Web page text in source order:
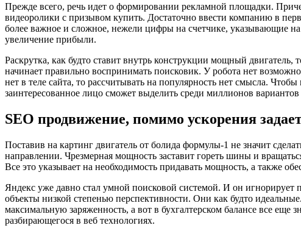
Прежде всего, речь идет о формировании рекламной площадки.
видеоролики с призывом купить. Достаточно ввести компанию в
более важное и сложное, нежели цифры на счетчике, указывающие на
увеличение прибыли.
Раскрутка, как будто ставит внутрь конструкции мощный
начинает правильно воспринимать поисковик. У робота нет
нет в теле сайта, то рассчитывать на популярность нет смысла.
заинтересованное лицо сможет выделить среди миллионов
SEO продвижение, помимо ускорения
Поставив на картинг двигатель от болида формулы-1 не значит
направлении. Чрезмерная мощность заставит гореть шины и
Все это указывает на необходимость придавать мощность, а также
Яндекс уже давно стал умной поисковой системой. И он игнорирует
объекты низкой степенью перспективности. Они как будто
максимальную заряженность, а вот в бухгалтерском балансе все
разбирающегося в веб технологиях.